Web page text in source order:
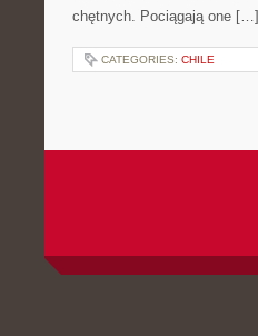
chętnych. Pociągają one […]
CATEGORIES: CHILE